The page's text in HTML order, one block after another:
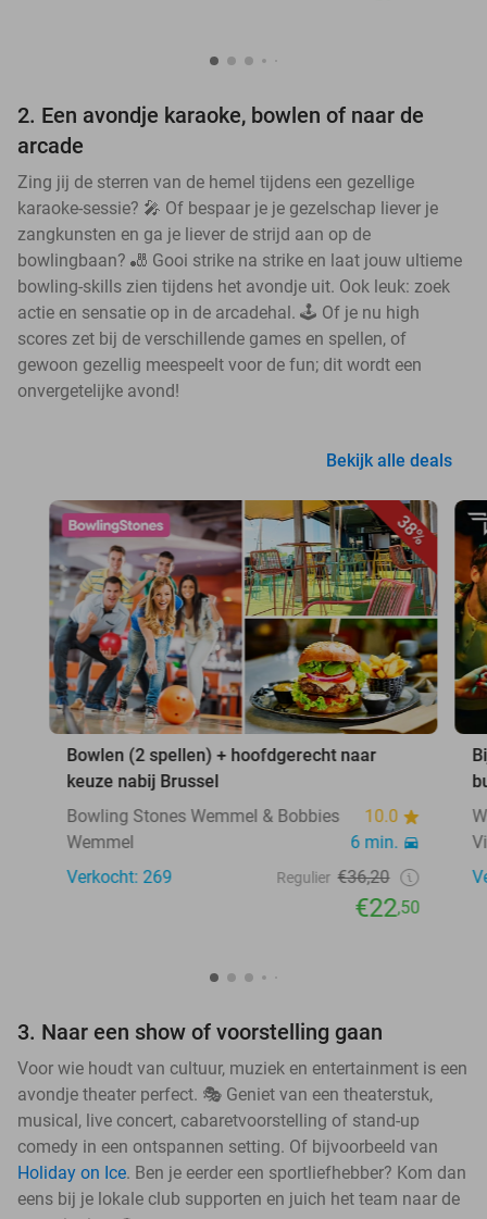
2. Een avondje karaoke, bowlen of naar de
arcade
Zing jij de sterren van de hemel tijdens een gezellige
karaoke-sessie? 🎤 Of bespaar je je gezelschap liever je
zangkunsten en ga je liever de strijd aan op de
bowlingbaan? 🎳 Gooi strike na strike en laat jouw ultieme
bowling-skills zien tijdens het avondje uit. Ook leuk: zoek
actie en sensatie op in de arcadehal. 🕹️ Of je nu high
scores zet bij de verschillende games en spellen, of
gewoon gezellig meespeelt voor de fun; dit wordt een
onvergetelijke avond!
Bekijk alle deals
38%
Bowlen (2 spellen) + hoofdgerecht naar
keuze nabij Brussel
Bowling Stones Wemmel & Bobbies
10.0
Wemmel
6 min.
Verkocht: 269
Regulier €36,20
€22,50
3. Naar een show of voorstelling gaan
Voor wie houdt van cultuur, muziek en entertainment is een
avondje theater perfect. 🎭 Geniet van een theaterstuk,
musical, live concert, cabaretvoorstelling of stand-up
comedy in een ontspannen setting. Of bijvoorbeeld van
Holiday on Ice. Ben je eerder een sportliefhebber? Kom dan
eens bij je lokale club supporten en juich het team naar de